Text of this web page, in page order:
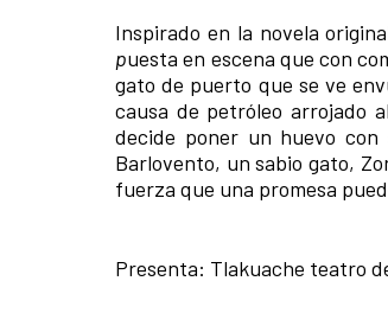
Inspirado en la novela
puesta en escena que con
gato de puerto que se ve
causa de petróleo arrojado
decide poner un huevo
Barlovento, un sabio gato,
fuerza que una promesa
Presenta: Tlakuache teatro